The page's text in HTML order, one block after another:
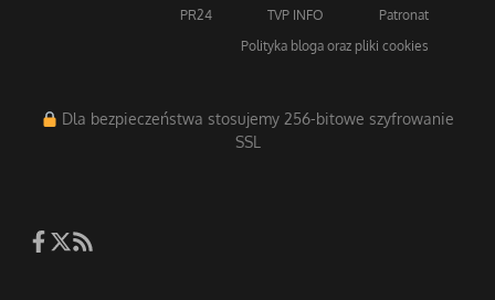
PR24
TVP INFO
Patronat
Polityka bloga oraz pliki cookies
Dla bezpieczeństwa stosujemy 256-bitowe szyfrowanie
SSL